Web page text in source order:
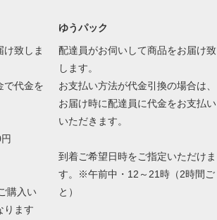
け致しま
で代金を
購入い
ります
ゆうパック
配達員がお伺いして商品をお届け致
します。
お支払い方法が代金引換の場合は、
お届け時に配達員に代金をお支払い
いただきます。
到着ご希望日時をご指定いただけま
す。※午前中・12～21時（2時間ご
と）